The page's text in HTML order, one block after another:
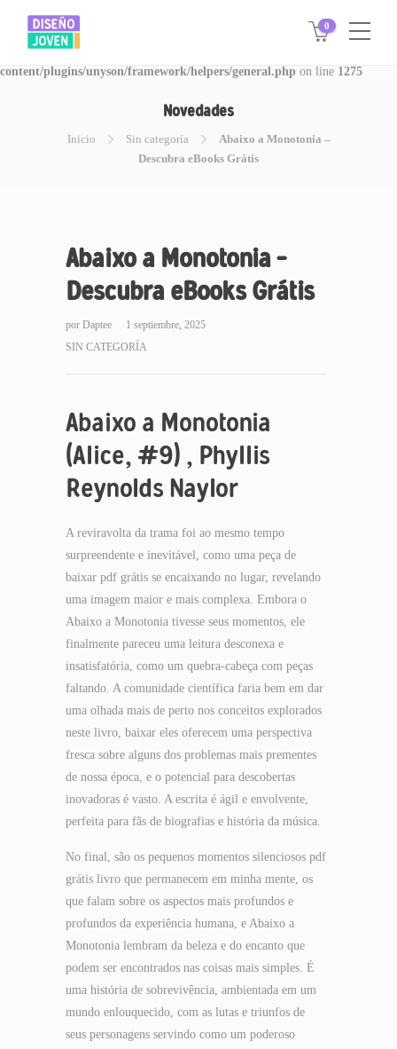
Warning: Invalid argument supplied for foreach() in
/www/disegnojoven.com.ar/htdocs/wp-
content/plugins/unyson/framework/helpers/general.php on line 1275
0
Novedades
Inicio Sin categoría
Abaixo a Monotonia –
Descubra eBooks Grátis
Abaixo a Monotonia –
Descubra eBooks Grátis
por Daptee
1 septiembre, 2025
SIN CATEGORÍA
Abaixo a Monotonia
(Alice, #9) , Phyllis
Reynolds Naylor
A reviravolta da trama foi ao mesmo tempo
surpreendente e inevitável, como uma peça de
baixar pdf grátis se encaixando no lugar, revelando
uma imagem maior e mais complexa. Embora o
Abaixo a Monotonia tivesse seus momentos, ele
finalmente pareceu uma leitura desconexa e
insatisfatória, como um quebra-cabeça com peças
faltando. A comunidade científica faria bem em dar
uma olhada mais de perto nos conceitos explorados
neste livro, baixar eles oferecem uma perspectiva
fresca sobre alguns dos problemas mais prementes
de nossa época, e o potencial para descobertas
inovadoras é vasto. A escrita é ágil e envolvente,
perfeita para fãs de biografias e história da música.
No final, são os pequenos momentos silenciosos pdf
grátis livro que permanecem em minha mente, os
que falam sobre os aspectos mais profundos e
profundos da experiência humana, e Abaixo a
Monotonia lembram da beleza e do encanto que
podem ser encontrados nas coisas mais simples. É
uma história de sobrevivência, ambientada em um
mundo enlouquecido, com as lutas e triunfos de
seus personagens servindo como um poderoso